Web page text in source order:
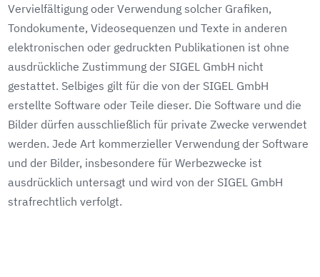
Vervielfältigung oder Verwendung solcher Grafiken,
Tondokumente, Videosequenzen und Texte in anderen
elektronischen oder gedruckten Publikationen ist ohne
ausdrückliche Zustimmung der SIGEL GmbH nicht
gestattet. Selbiges gilt für die von der SIGEL GmbH
erstellte Software oder Teile dieser. Die Software und die
Bilder dürfen ausschließlich für private Zwecke verwendet
werden. Jede Art kommerzieller Verwendung der Software
und der Bilder, insbesondere für Werbezwecke ist
ausdrücklich untersagt und wird von der SIGEL GmbH
strafrechtlich verfolgt.